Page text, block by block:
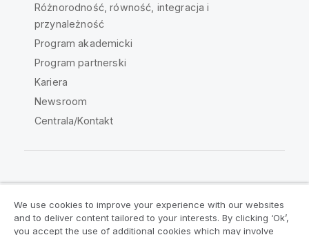
Różnorodność, równość, integracja i
przynależność
Program akademicki
Program partnerski
Kariera
Newsroom
Centrala/Kontakt
Umowy prawne Warunki produktu
We use cookies to improve your experience with our websites
and to deliver content tailored to your interests. By clicking ‘Ok’,
you accept the use of additional cookies which may involve